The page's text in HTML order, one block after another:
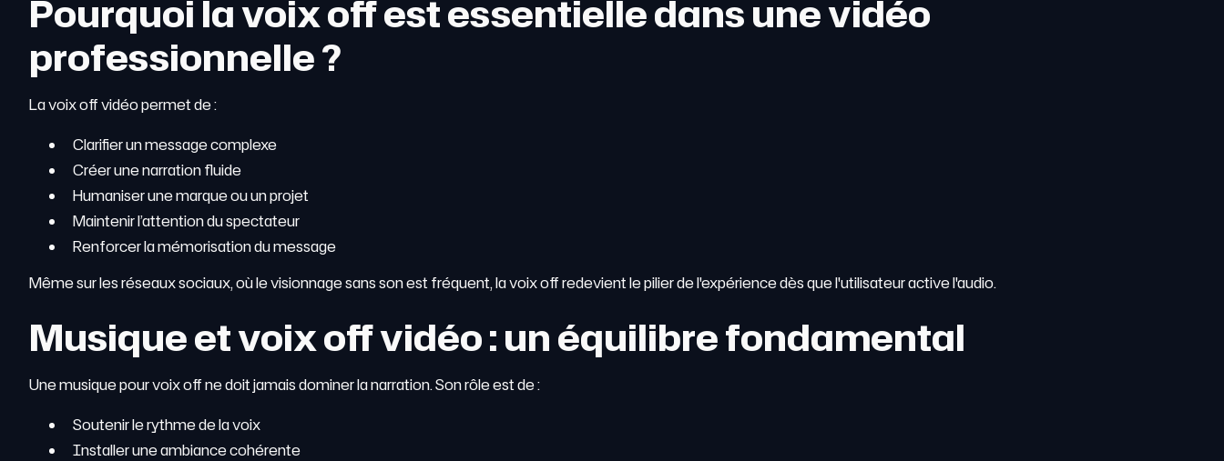
Pourquoi la voix off est essentielle dans une vidéo
professionnelle ?
La voix off vidéo permet de :
Clarifier un message complexe
Créer une narration fluide
Humaniser une marque ou un projet
Maintenir l’attention du spectateur
Renforcer la mémorisation du message
Même sur les réseaux sociaux, où le visionnage sans son est fréquent, la voix off redevient le pilier de l'expérience dès que l'utilisateur active l'audio.
Musique et voix off vidéo : un équilibre fondamental
Une musique pour voix off ne doit jamais dominer la narration. Son rôle est de :
Soutenir le rythme de la voix
Installer une ambiance cohérente